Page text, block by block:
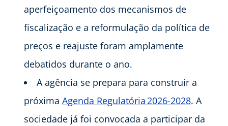
aperfeiçoamento dos mecanismos de
fiscalização e a reformulação da política de
preços e reajuste foram amplamente
debatidos durante o ano.
A agência se prepara para construir a
próxima Agenda Regulatória 2026-2028. A
sociedade já foi convocada a participar da